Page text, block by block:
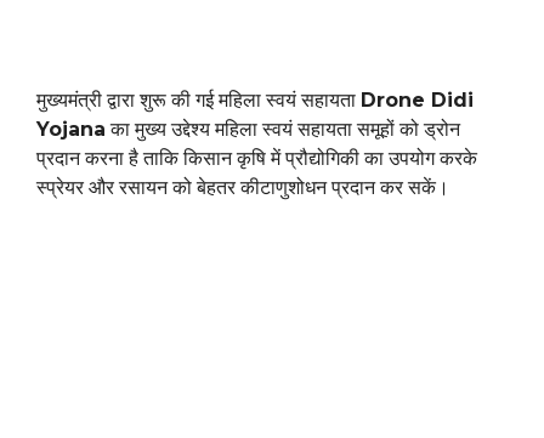
मुख्यमंत्री द्वारा शुरू की गई महिला स्वयं सहायता Drone Didi
Yojana का मुख्य उद्देश्य महिला स्वयं सहायता समूहों को ड्रोन
प्रदान करना है ताकि किसान कृषि में प्रौद्योगिकी का उपयोग करके
स्प्रेयर और रसायन को बेहतर कीटाणुशोधन प्रदान कर सकें।